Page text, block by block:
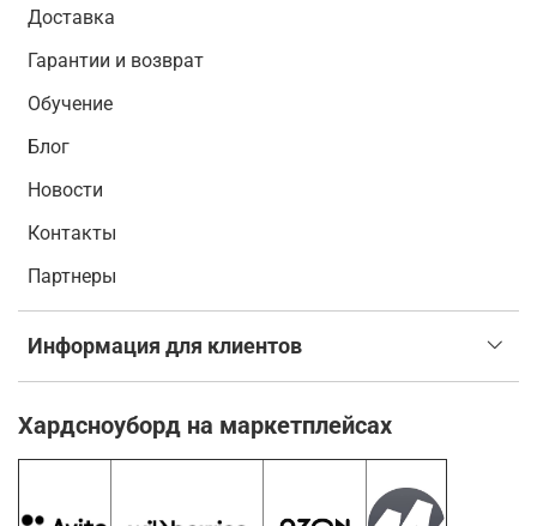
Доставка
Гарантии и возврат
Обучение
Блог
Новости
Контакты
Партнеры
Информация для клиентов
Хардсноуборд на маркетплейсах